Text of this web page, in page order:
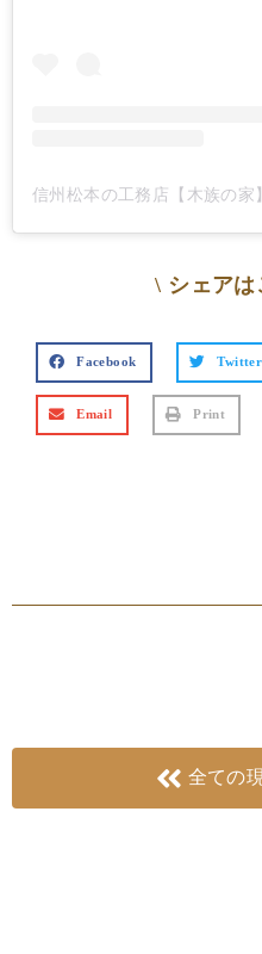
\ シェアは
Facebook Twitter
Email Print
全ての